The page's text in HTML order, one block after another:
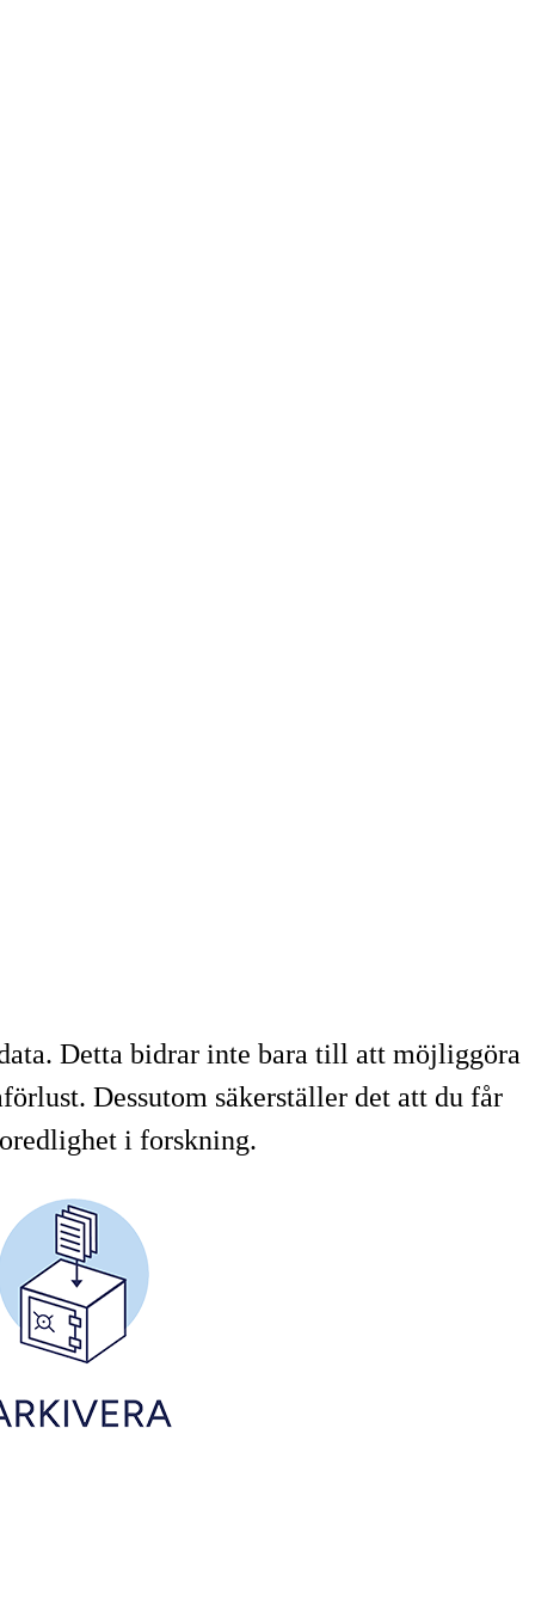
Detta bidrar inte bara till att möjliggöra
Dessutom säkerställer det att du får
i forskning.